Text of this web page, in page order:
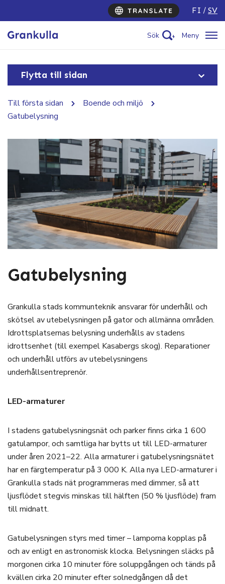
FI SV
Sök Meny
Flytta till sidan
Till första sidan
Boende och miljö
Gatubelysning
Gatubelysning
Grankulla stads kommunteknik ansvarar för underhåll och
skötsel av utebelysningen på gator och allmänna områden.
Idrottsplatsernas belysning underhålls av stadens
idrottsenhet (till exempel Kasabergs skog). Reparationer
och underhåll utförs av utebelysningens
underhållsentreprenör.
LED-armaturer
I stadens gatubelysningsnät och parker finns cirka 1 600
gatulampor, och samtliga har bytts ut till LED-armaturer
under åren 2021–22. Alla armaturer i gatubelysningsnätet
har en färgtemperatur på 3 000 K. Alla nya LED-armaturer i
Grankulla stads nät programmeras med dimmer, så att
ljusflödet stegvis minskas till hälften (50 % ljusflöde) fram
till midnatt.
Gatubelysningen styrs med timer – lamporna kopplas på
och av enligt en astronomisk klocka. Belysningen släcks på
morgonen cirka 10 minuter före soluppgången och tänds på
kvällen cirka 20 minuter efter solnedgången då det